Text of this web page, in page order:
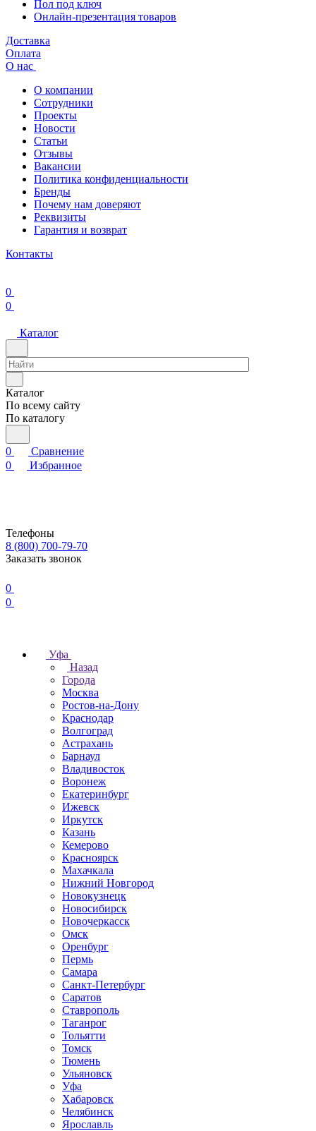
Пол под ключ
Онлайн-презентация товаров
Доставка
Оплата
О нас
О компании
Сотрудники
Проекты
Новости
Статьи
Отзывы
Вакансии
Политика конфиденциальности
Бренды
Почему нам доверяют
Реквизиты
Гарантия и возврат
Контакты
0
0
Каталог
Каталог
По всему сайту
По каталогу
0
Сравнение
0
Избранное
Телефоны
8 (800) 700-79-70
Заказать звонок
0
0
Уфа
Назад
Города
Москва
Ростов-на-Дону
Краснодар
Волгоград
Астрахань
Барнаул
Владивосток
Воронеж
Екатеринбург
Ижевск
Иркутск
Казань
Кемерово
Красноярск
Махачкала
Нижний Новгород
Новокузнецк
Новосибирск
Новочеркаcск
Омск
Оренбург
Пермь
Самара
Санкт-Петербург
Саратов
Ставрополь
Таганрог
Тольятти
Томск
Тюмень
Ульяновск
Уфа
Хабаровск
Челябинск
Ярославль